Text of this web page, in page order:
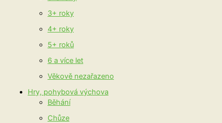
3+ roky
4+ roky
5+ roků
6 a více let
Věkově nezařazeno
Hry, pohybová výchova
Běhání
Chůze